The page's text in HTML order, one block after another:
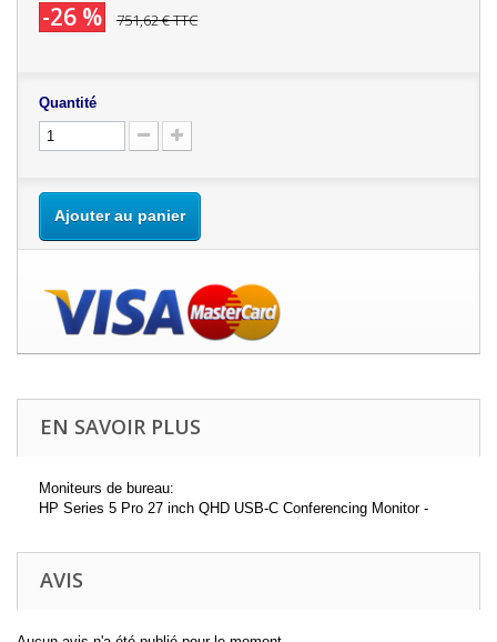
-26 % 751,62 €TTC
Quantité
Ajouter au panier
EN SAVOIR PLUS
Moniteurs de bureau:
HP Series 5 Pro 27 inch QHD USB-C Conferencing Monitor -
AVIS